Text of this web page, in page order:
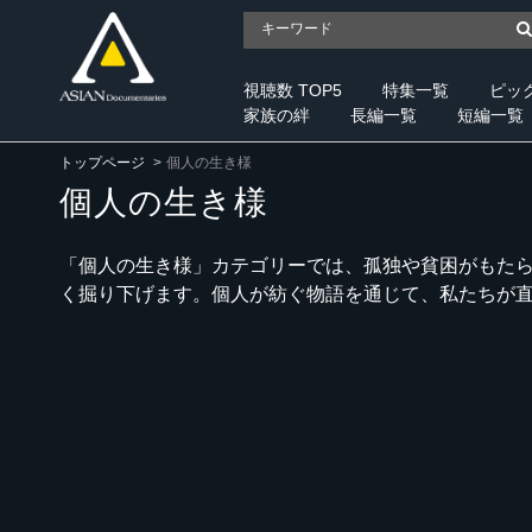
視聴数 TOP5 特集一覧
ピッ
家族の絆
長編一覧 短編一覧
トップページ 個人の生き様
個人の生き様
「個人の生き様」カテゴリーでは、孤独や貧困がも
く掘り下げます。個人が紡ぐ物語を通じて、私たちが